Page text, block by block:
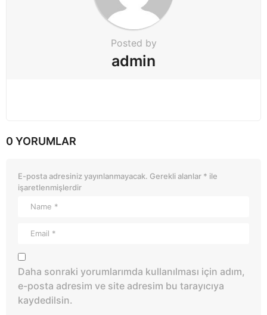
Posted by
admin
0 YORUMLAR
E-posta adresiniz yayınlanmayacak. Gerekli alanlar * ile
işaretlenmişlerdir
Daha sonraki yorumlarımda kullanılması için adım,
e-posta adresim ve site adresim bu tarayıcıya
kaydedilsin.